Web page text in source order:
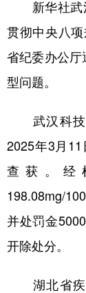
科技
文化
食品
彩票
公益
新华社武汉
贯彻中央八
省纪委办公厅
型问题。
武汉科技
2025年3月
查获。经
198.08mg/
并处罚金
开除处分。
湖北省疾